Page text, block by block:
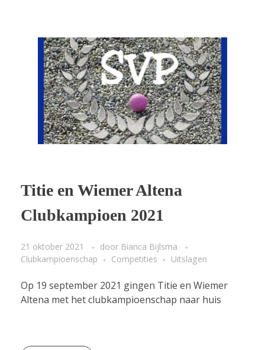
Titie en Wiemer Altena
Clubkampioen 2021
21 oktober 2021 door Bianca Bijlsma
Clubkampioenschap
Competities Uitslagen
Op 19 september 2021 gingen Titie en Wiemer
Altena met het clubkampioenschap naar huis